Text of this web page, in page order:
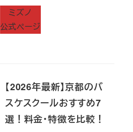
ミズノ
公式ページ
【2026年最新】京都のバ
スケスクールおすすめ7
選！料金・特徴を比較！